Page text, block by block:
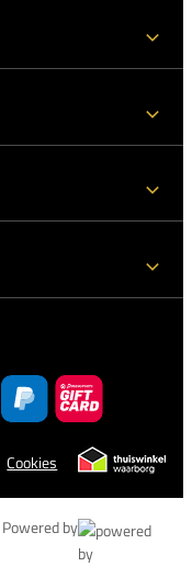
Cookies
Powered by